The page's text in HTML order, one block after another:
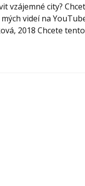
vzájemné city?
videí na
2018 Chcete